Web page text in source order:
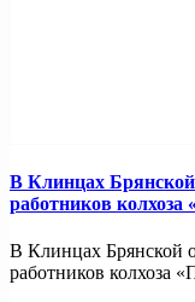
В Клинцах Брянской
работников колхоза
В Клинцах Брянской
работников колхоза